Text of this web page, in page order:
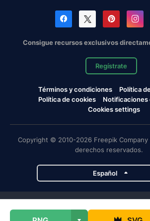
Consigue recursos exclusivos
Regístrate
Términos y condiciones
Política
Política de cookies
Notificaciones
Cookies settings
Copyright © 2010-2026 Freepik Company
derechos reservados.
Español